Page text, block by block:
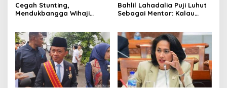
Cegah Stunting,
Mendukbangga Wihaji
Bahlil Lahadalia Puji Luhut
Sebagai Mentor: Kalau